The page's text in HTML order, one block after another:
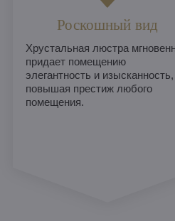
Роскошный вид
Хрустальная люстра
придает помещению
элегантность и изысканность,
повышая престиж любого
помещения.